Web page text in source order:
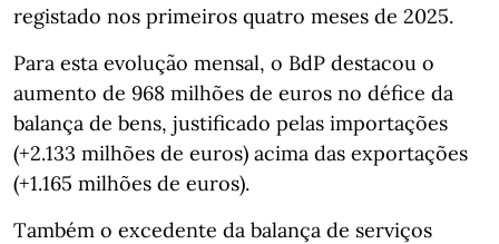
registado nos primeiros quatro meses de 2025.
Para esta evolução mensal, o BdP destacou o
aumento de 968 milhões de euros no défice da
balança de bens, justificado pelas importações
(+2.133 milhões de euros) acima das exportações
(+1.165 milhões de euros).
Também o excedente da balança de serviços